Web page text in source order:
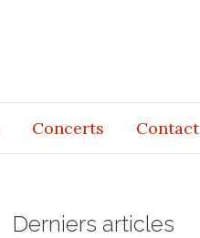
Concerts Contact
Derniers articles